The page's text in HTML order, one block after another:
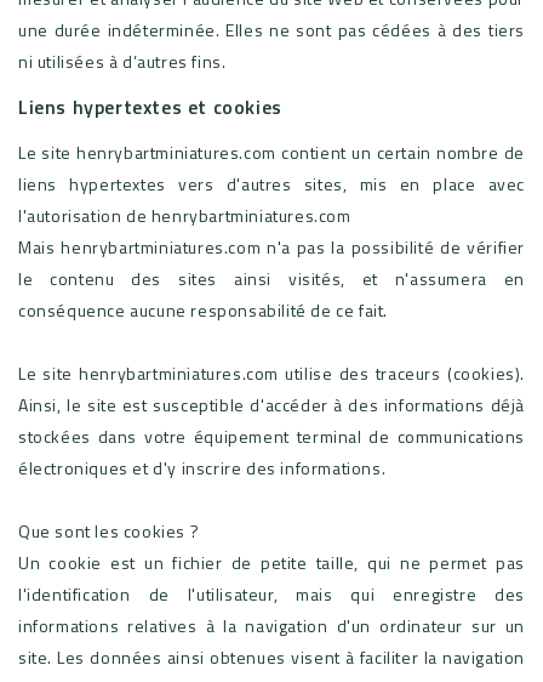
une durée indéterminée. Elles ne sont pas cédées à des tiers
ni utilisées à d’autres fins.
Liens hypertextes et cookies
Le site henrybartminiatures.com contient un certain nombre de
liens hypertextes vers d'autres sites, mis en place avec
l'autorisation de henrybartminiatures.com
Mais henrybartminiatures.com n'a pas la possibilité de vérifier
le contenu des sites ainsi visités, et n'assumera en
conséquence aucune responsabilité de ce fait.
Le site henrybartminiatures.com utilise des traceurs (cookies).
Ainsi, le site est susceptible d'accéder à des informations déjà
stockées dans votre équipement terminal de communications
électroniques et d'y inscrire des informations.
Que sont les cookies ?
Un cookie est un fichier de petite taille, qui ne permet pas
l'identification de l'utilisateur, mais qui enregistre des
informations relatives à la navigation d'un ordinateur sur un
site. Les données ainsi obtenues visent à faciliter la navigation